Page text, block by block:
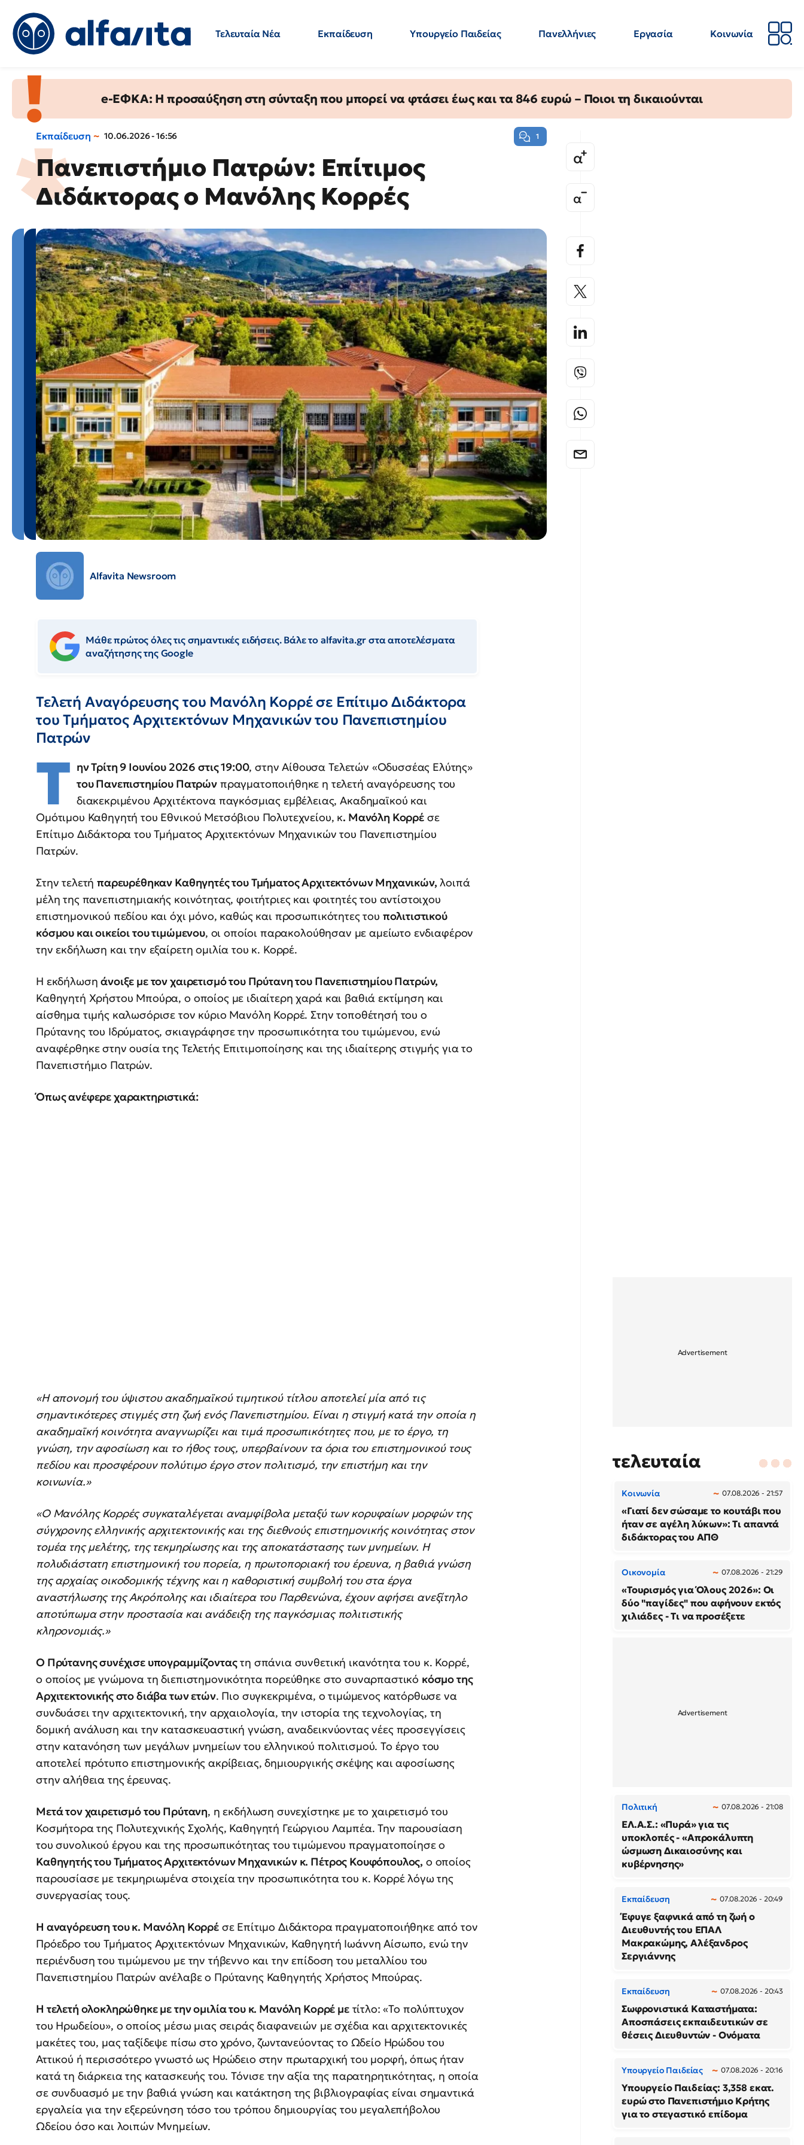
Τελευταία Νέα Εκπαίδευση Υπουργείο Παιδείας Πανελλήνιες Εργασία
Κοινωνία
e-ΕΦΚΑ: Η προσαύξηση στη σύνταξη που μπορεί να φτάσει έως και τα 846 ευρώ – Ποιοι τη δικαιούνται
Εκπαίδευση 10.06.2026 - 16:56 1
Πανεπιστήμιο Πατρών: Επίτιμος
Διδάκτορας ο Μανόλης Κορρές
Alfavita Newsroom
Μάθε πρώτος όλες τις σημαντικές ειδήσεις. Βάλε το alfavita.gr στα αποτελέσματα
αναζήτησης της Google
Τελετή Αναγόρευσης του Μανόλη Κορρέ σε Επίτιμο Διδάκτορα
του Τμήματος Αρχιτεκτόνων Μηχανικών του Πανεπιστημίου
Πατρών
T ην Τρίτη 9 Ιουνίου 2026 στις 19:00, στην Αίθουσα Τελετών «Οδυσσέας Ελύτης»
του Πανεπιστημίου Πατρών πραγματοποιήθηκε η τελετή αναγόρευσης του
διακεκριμένου Αρχιτέκτονα παγκόσμιας εμβέλειας, Ακαδημαϊκού και
Ομότιμου Καθηγητή του Εθνικού Μετσόβιου Πολυτεχνείου, κ. Μανόλη Κορρέσε
Επίτιμο Διδάκτορα του Τμήματος Αρχιτεκτόνων Μηχανικών του Πανεπιστημίου
Πατρών.
Στην τελετήπαρευρέθηκαν Καθηγητές του Τμήματος Αρχιτεκτόνων Μηχανικών, λοιπά
μέλη της πανεπιστημιακής κοινότητας, φοιτήτριες και φοιτητές του αντίστοιχου
επιστημονικού πεδίου και όχι μόνο, καθώς και προσωπικότητες του πολιτιστικού
κόσμου και οικείοι του τιμώμενου, οι οποίοι παρακολούθησαν με αμείωτο ενδιαφέρον
την εκδήλωση και την εξαίρετη ομιλία του κ. Κορρέ.
Η εκδήλωσηάνοιξε με τον χαιρετισμό του Πρύτανη του Πανεπιστημίου Πατρών,
Καθηγητή Χρήστου Μπούρα, ο οποίος με ιδιαίτερη χαρά και βαθιά εκτίμηση και
αίσθημα τιμής καλωσόρισε τον κύριο Μανόλη Κορρέ. Στην τοποθέτησή του ο
Πρύτανης του Ιδρύματος, σκιαγράφησε την προσωπικότητα του τιμώμενου, ενώ
αναφέρθηκε στην ουσία της Τελετής Επιτιμοποίησης και της ιδιαίτερης στιγμής για το
Πανεπιστήμιο Πατρών.
Όπως ανέφερε χαρακτηριστικά:
«Η απονομή του ύψιστου ακαδημαϊκού τιμητικού τίτλου αποτελεί μία από τις
σημαντικότερες στιγμές στη ζωή ενός Πανεπιστημίου. Είναι η στιγμή κατά την οποία η
ακαδημαϊκή κοινότητα αναγνωρίζει και τιμά προσωπικότητες που, με το έργο, τη
γνώση, την αφοσίωση και το ήθος τους, υπερβαίνουν τα όρια του επιστημονικού τους
πεδίου και προσφέρουν πολύτιμο έργο στον πολιτισμό, την επιστήμη και την
κοινωνία.»
«Ο Μανόλης Κορρές συγκαταλέγεται αναμφίβολα μεταξύ των κορυφαίων μορφών της
σύγχρονης ελληνικής αρχιτεκτονικής και της διεθνούς επιστημονικής κοινότητας στον
τομέα της μελέτης, της τεκμηρίωσης και της αποκατάστασης των μνημείων. Η
πολυδιάστατη επιστημονική του πορεία, η πρωτοποριακή του έρευνα, η βαθιά γνώση
της αρχαίας οικοδομικής τέχνης και η καθοριστική συμβολή του στα έργα
αναστήλωσης της Ακρόπολης και ιδιαίτερα του Παρθενώνα, έχουν αφήσει ανεξίτηλο
αποτύπωμα στην προστασία και ανάδειξη της παγκόσμιας πολιτιστικής
κληρονομιάς.»
Ο Πρύτανης συνέχισε υπογραμμίζονταςτη σπάνια συνθετική ικανότητα του κ. Κορρέ,
ο οποίος με γνώμονα τη διεπιστημονικότητα πορεύθηκε στο συναρπαστικό κόσμο της
Αρχιτεκτονικής στο διάβα των ετών. Πιο συγκεκριμένα, ο τιμώμενος κατόρθωσε να
συνδυάσει την αρχιτεκτονική, την αρχαιολογία, την ιστορία της τεχνολογίας, τη
δομική ανάλυση και την κατασκευαστική γνώση, αναδεικνύοντας νέες προσεγγίσεις
στην κατανόηση των μεγάλων μνημείων του ελληνικού πολιτισμού. Το έργο του
αποτελεί πρότυπο επιστημονικής ακρίβειας, δημιουργικής σκέψης και αφοσίωσης
στην αλήθεια της έρευνας.
Μετά τον χαιρετισμό του Πρύτανη, η εκδήλωση συνεχίστηκε με το χαιρετισμό του
Κοσμήτορα της Πολυτεχνικής Σχολής, Καθηγητή Γεώργιου Λαμπέα. Την παρουσίαση
του συνολικού έργου και της προσωπικότητας του τιμώμενου πραγματοποίησε ο
Καθηγητής του Τμήματος Αρχιτεκτόνων Μηχανικών κ. Πέτρος Κουφόπουλος, ο οποίος
παρουσίασε με τεκμηριωμένα στοιχεία την προσωπικότητα του κ. Κορρέ λόγω της
συνεργασίας τους.
Η αναγόρευση του κ. Μανόλη Κορρέσε Επίτιμο Διδάκτορα πραγματοποιήθηκε από τον
Πρόεδρο του Τμήματος Αρχιτεκτόνων Μηχανικών, Καθηγητή Ιωάννη Αίσωπο, ενώ την
περιένδυση του τιμώμενου με την τήβεννο και την επίδοση του μεταλλίου του
Πανεπιστημίου Πατρών ανέλαβε ο Πρύτανης Καθηγητής Χρήστος Μπούρας.
Η τελετή ολοκληρώθηκε με την ομιλία του κ. Μανόλη Κορρέ μετίτλο: «Το πολύπτυχον
του Ηρωδείου», ο οποίος μέσω μιας σειράς διαφανειών με σχέδια και αρχιτεκτονικές
μακέτες του, μας ταξίδεψε πίσω στο χρόνο, ζωντανεύοντας το Ωδείο Ηρώδου του
Αττικού ή περισσότερο γνωστό ως Ηρώδειο στην πρωταρχική του μορφή, όπως ήταν
κατά τη διάρκεια της κατασκευής του. Τόνισε την αξία της παρατηρητικότητας, η οποία
σε συνδυασμό με την βαθιά γνώση και κατάκτηση της βιβλιογραφίας είναι σημαντικά
εργαλεία για την εξερεύνηση τόσο του τρόπου δημιουργίας του μεγαλεπήβολου
Ωδείου όσο και λοιπών Μνημείων.
τελευταία
Κοινωνία 07.08.2026 - 21:57
«Γιατί δεν σώσαμε το κουτάβι που
ήταν σε αγέλη λύκων»: Τι απαντά
διδάκτορας του ΑΠΘ
Οικονομία 07.08.2026 - 21:29
«Τουρισμός για Όλους 2026»: Οι
δύο "παγίδες" που αφήνουν εκτός
χιλιάδες - Τι να προσέξετε
Πολιτική 07.08.2026 - 21:08
ΕΛ.Α.Σ.: «Πυρά» για τις
υποκλοπές - «Απροκάλυπτη
ώσμωση Δικαιοσύνης και
κυβέρνησης»
Εκπαίδευση 07.08.2026 - 20:49
Έφυγε ξαφνικά από τη ζωή ο
Διευθυντής του ΕΠΑΛ
Μακρακώμης, Αλέξανδρος
Σεργιάννης
Εκπαίδευση 07.08.2026 - 20:43
Σωφρονιστικά Καταστήματα:
Αποσπάσεις εκπαιδευτικών σε
θέσεις Διευθυντών - Ονόματα
Υπουργείο Παιδείας 07.08.2026 - 20:16
Υπουργείο Παιδείας: 3,358 εκατ.
ευρώ στο Πανεπιστήμιο Κρήτης
για το στεγαστικό επίδομα